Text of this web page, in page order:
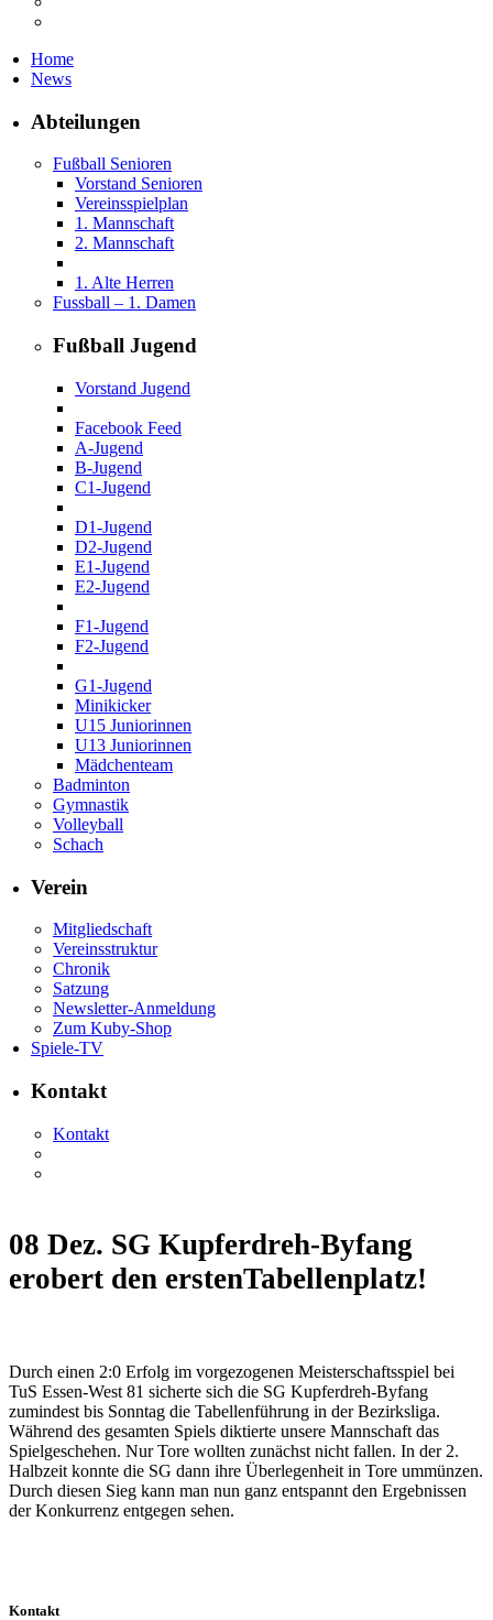
Home
News
Abteilungen
Fußball Senioren
Vorstand Senioren
Vereinsspielplan
1. Mannschaft
2. Mannschaft
1. Alte Herren
Fussball – 1. Damen
Fußball Jugend
Vorstand Jugend
Facebook Feed
A-Jugend
B-Jugend
C1-Jugend
D1-Jugend
D2-Jugend
E1-Jugend
E2-Jugend
F1-Jugend
F2-Jugend
G1-Jugend
Minikicker
U15 Juniorinnen
U13 Juniorinnen
Mädchenteam
Badminton
Gymnastik
Volleyball
Schach
Verein
Mitgliedschaft
Vereinsstruktur
Chronik
Satzung
Newsletter-Anmeldung
Zum Kuby-Shop
Spiele-TV
Kontakt
Kontakt
08 Dez. SG Kupferdreh-Byfang
erobert den erstenTabellenplatz!
Durch einen 2:0 Erfolg im vorgezogenen Meisterschaftsspiel bei
TuS Essen-West 81 sicherte sich die SG Kupferdreh-Byfang
zumindest bis Sonntag die Tabellenführung in der Bezirksliga.
Während des gesamten Spiels diktierte unsere Mannschaft das
Spielgeschehen. Nur Tore wollten zunächst nicht fallen. In der 2.
Halbzeit konnte die SG dann ihre Überlegenheit in Tore ummünzen.
Durch diesen Sieg kann man nun ganz entspannt den Ergebnissen
der Konkurrenz entgegen sehen.
Kontakt